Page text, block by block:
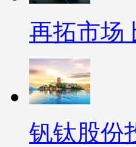
再拓市场
钒钛股份